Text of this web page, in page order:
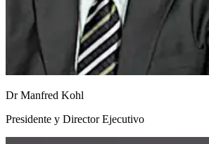
Dr Manfred Kohl
Presidente y Director Ejecutivo